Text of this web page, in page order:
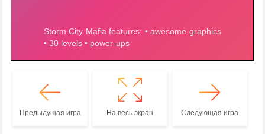
Предыдущая игра На весь экран Следующая игра